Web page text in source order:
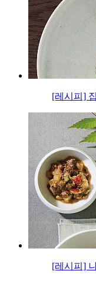
[레시피]
[레시피]